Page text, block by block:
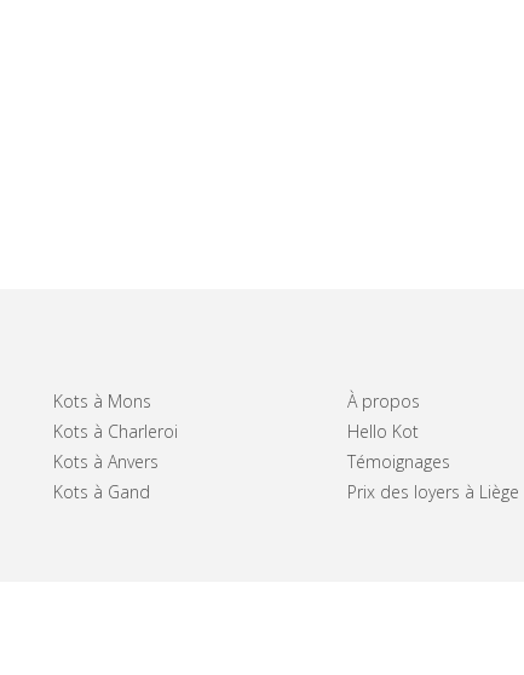
Kots à Mons
Kots à Charleroi
Kots à Anvers
Kots à Gand
À propos
Hello Kot
Témoignages
Prix des loyers à Liège